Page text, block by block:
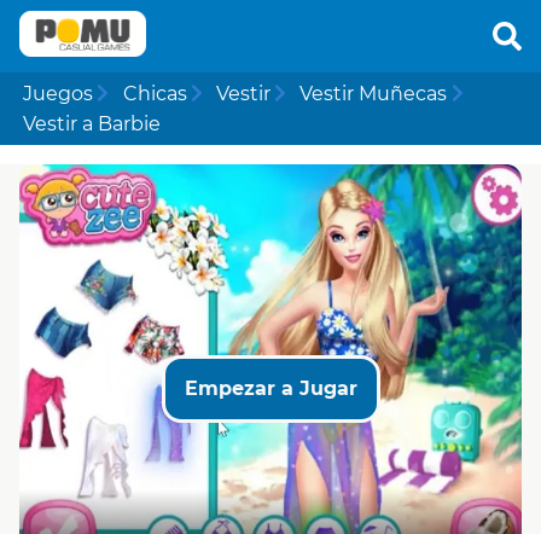
Juegos Chicas Vestir
Vestir Muñecas
Vestir a Barbie
Empezar a Jugar